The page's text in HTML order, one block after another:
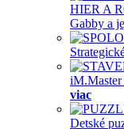
HIER A
Gabby a
iM.Master
viac
Detské